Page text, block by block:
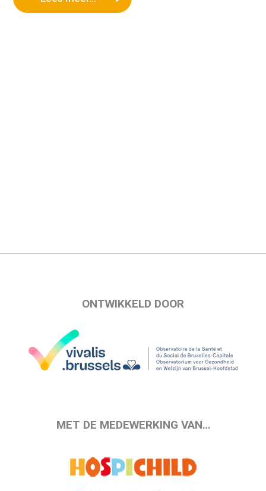
ONTWIKKELD DOOR
MET DE MEDEWERKING VAN…